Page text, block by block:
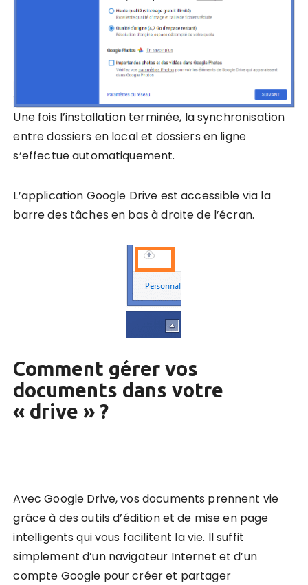
Une fois l’installation terminée, la synchronisation
entre dossiers en local et dossiers en ligne
s’effectue automatiquement.
L’application Google Drive est accessible via la
barre des tâches en bas à droite de l’écran.
Comment gérer vos
documents dans votre
« drive » ?
Avec Google Drive, vos documents prennent vie
grâce à des outils d’édition et de mise en page
intelligents qui vous facilitent la vie. Il suffit
simplement d’un navigateur Internet et d’un
compte Google pour créer et partager